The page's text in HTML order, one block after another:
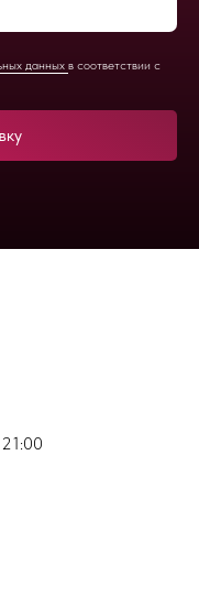
данных в соответствии с